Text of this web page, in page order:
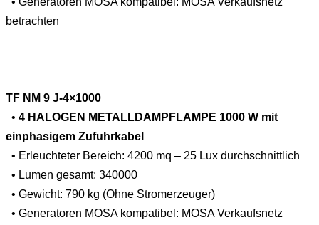
betrachten
TF NM 9 J-4×1000
• 4 HALOGEN METALLDAMPFLAMPE 1000 W mit
einphasigem Zufuhrkabel
• Erleuchteter Bereich: 4200 mq – 25 Lux durchschnittlich
• Lumen gesamt: 340000
• Gewicht: 790 kg (Ohne Stromerzeuger)
• Generatoren MOSA kompatibel: MOSA Verkaufsnetz